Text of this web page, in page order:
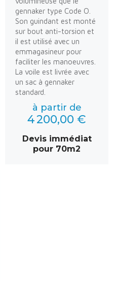
gennaker type Code O.
Son guindant est monté
sur bout anti-torsion et
il est utilisé avec un
emmagasineur pour
faciliter les manoeuvres.
La voile est livrée avec
un sac à gennaker
standard.
à partir de
4 200,00 €
Devis immédiat
pour 70m2